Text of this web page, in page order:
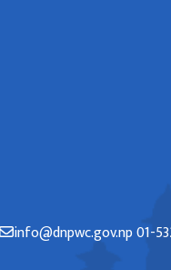
info@dnpwc.gov.np 01-